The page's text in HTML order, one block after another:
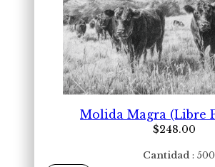
Molida Magra (Libre
$248.00
Cantidad